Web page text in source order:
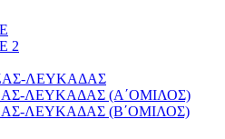
2
ΛΕΥΚΑΔΑΣ
ΛΕΥΚΑΔΑΣ (Α΄ΟΜΙΛΟΣ)
ΛΕΥΚΑΔΑΣ (Β΄ΟΜΙΛΟΣ)